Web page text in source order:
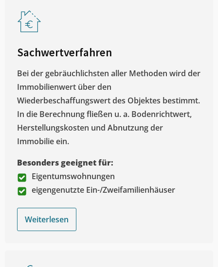
Sachwertverfahren
Bei der gebräuchlichsten aller Methoden wird der
Immobilienwert über den
Wiederbeschaffungswert des Objektes bestimmt.
In die Berechnung fließen u. a. Bodenrichtwert,
Herstellungskosten und Abnutzung der
Immobilie ein.
Besonders geeignet für:
Eigentumswohnungen
eigengenutzte Ein-/Zweifamilienhäuser
Weiterlesen